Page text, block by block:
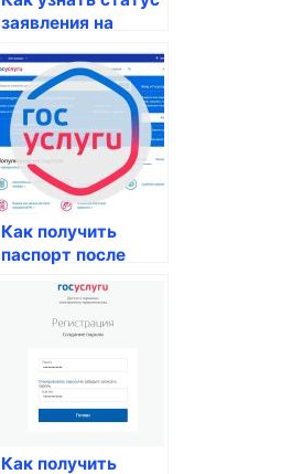
заявления на
Как получить
паспорт после
совершеннолетия
Как получить